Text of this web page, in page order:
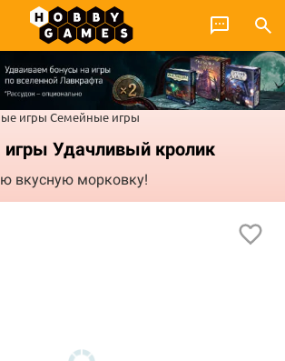
игры Семейные игры
игры Удачливый кролик
вкусную морковку!